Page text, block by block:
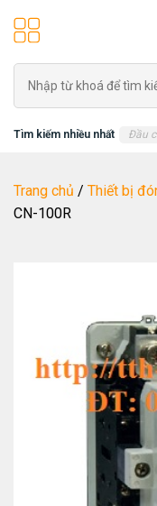
kiếm:
Tìm kiếm nhiều nhất Đầu
Trang chủ / Thiết bị
CN-100R